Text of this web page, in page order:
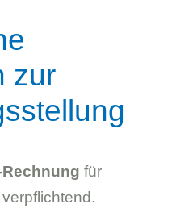
zur
Rechnung für